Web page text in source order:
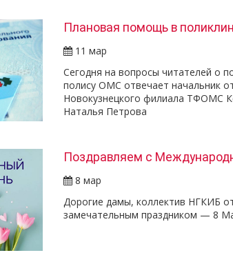
Плановая помощь в
11 мар
Сегодня на вопросы читателей о
полису ОМС отвечает начальник
Новокузнецкого филиала ТФОМС
Наталья Петрова
Поздравляем с
8 мар
Дорогие дамы, коллектив НГКИБ
замечательным праздником — 8